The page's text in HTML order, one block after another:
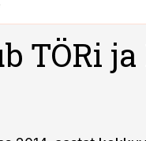
TÖRi